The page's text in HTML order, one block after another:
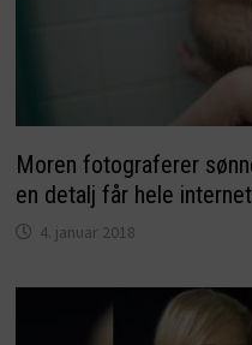
Moren fotograferer
en detalj får hele
4. januar 2018